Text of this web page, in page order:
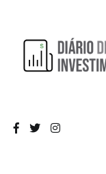
conteúdo